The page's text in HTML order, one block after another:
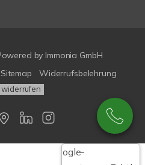
by Immonia GmbH
Sitemap Widerrufsbelehrung
Google-